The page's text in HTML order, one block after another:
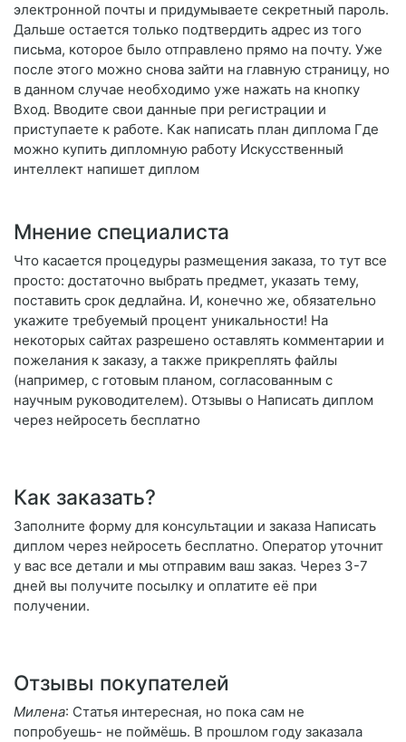
электронной почты и придумываете секретный пароль.
Дальше остается только подтвердить адрес из того
письма, которое было отправлено прямо на почту. Уже
после этого можно снова зайти на главную страницу, но
в данном случае необходимо уже нажать на кнопку
Вход. Вводите свои данные при регистрации и
приступаете к работе. Как написать план диплома Где
можно купить дипломную работу Искусственный
интеллект напишет диплом
Мнение специалиста
Что касается процедуры размещения заказа, то тут все
просто: достаточно выбрать предмет, указать тему,
поставить срок дедлайна. И, конечно же, обязательно
укажите требуемый процент уникальности! На
некоторых сайтах разрешено оставлять комментарии и
пожелания к заказу, а также прикреплять файлы
(например, с готовым планом, согласованным с
научным руководителем). Отзывы о Написать диплом
через нейросеть бесплатно
Как заказать?
Заполните форму для консультации и заказа Написать
диплом через нейросеть бесплатно. Оператор уточнит
у вас все детали и мы отправим ваш заказ. Через 3-7
дней вы получите посылку и оплатите её при
получении.
Отзывы покупателей
Милена: Статья интересная, но пока сам не
попробуешь- не поймёшь. В прошлом году заказала